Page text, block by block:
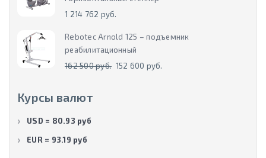
1 214 762 руб.
Rebotec Arnold 125 – подъемник
реабилитационный
162 500 руб. 152 600 руб.
Курсы валют
USD = 80.93 руб
EUR = 93.19 руб